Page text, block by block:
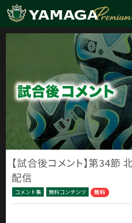
【試合後コメント】第34
配信
コメント集 無料コンテンツ 無料